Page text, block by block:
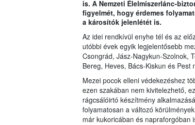
is. A Nemzeti Élelmiszerlánc-
figyelmét, hogy érdemes
a károsítók jelenlétét is.
Az idei rendkívül enyhe tél és az
utóbbi évek egyik legjelentősebb
Csongrád, Jász-Nagykun-Szolnok,
Bereg, Heves, Bács-Kiskun és
Mezei pocok elleni védekezéshez
ezen szakában nem kivitelezhető,
rágcsálóirtó készítmény
folyamatosan a változó
már kukoricában és napraforgóban